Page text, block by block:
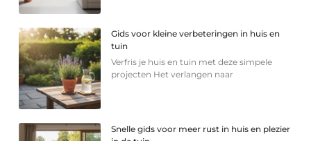
Gids voor kleine verbeteringen in huis en
tuin
Verfris je huis en tuin met deze simpele
projecten Het verlangen naar
Snelle gids voor meer rust in huis en plezier